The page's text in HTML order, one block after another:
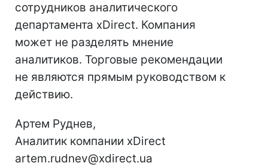
сотрудников аналитического
департамента xDirect. Компания
может не разделять мнение
аналитиков. Торговые рекомендации
не являются прямым руководством к
действию.
Артем Руднев,
Аналитик компании xDirect
artem.rudnev@xdirect.ua